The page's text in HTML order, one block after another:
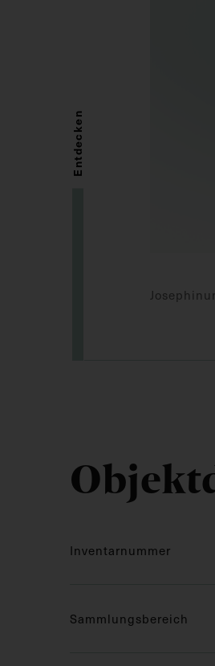
Entdecken
Inventarnummer
Sammlungsbereich